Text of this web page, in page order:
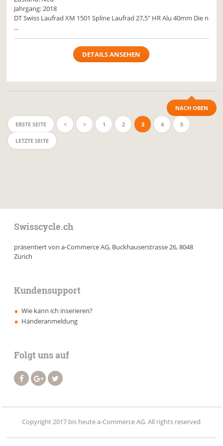
Jahrgang: 2018
DT Swiss Laufrad XM 1501 Spline Laufrad 27,5" HR Alu 40mm Die n
...
DETAILS ANSEHEN
NACH OBEN
ERSTE SEITE < > 1 2 3 4 5
LETZTE SEITE
Swisscycle.ch
präsentiert von a-Commerce AG, Buckhauserstrasse 26, 8048
Zürich
Kundensupport
Wie kann ich inserieren?
Händeranmeldung
Folgt uns auf
Copyright 2017 bis heute a-Commerce AG. All rights reserved